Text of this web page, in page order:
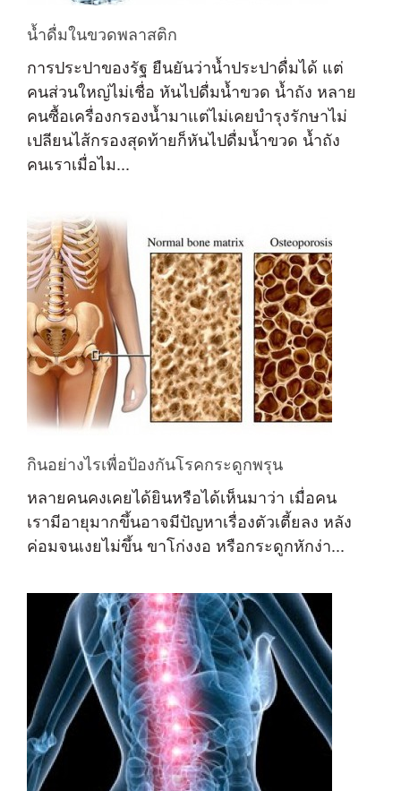
น้ำดื่มในขวดพลาสติก
การประปาของรัฐ ยืนยันว่าน้ำประปาดื่มได้ แต่
คนส่วนใหญ่ไม่เชื่อ หันไปดื่มน้ำขวด น้ำถัง หลาย
คนซื้อเครื่องกรองน้ำมาแต่ไม่เคยบำรุงรักษาไม่
เปลียนไส้กรองสุดท้ายก็หันไปดื่มน้ำขวด น้ำถัง
คนเราเมื่อไม...
กินอย่างไรเพื่อป้องกันโรคกระดูกพรุน
หลายคนคงเคยได้ยินหรือได้เห็นมาว่า เมื่อคน
เรามีอายุมากขึ้นอาจมีปัญหาเรื่องตัวเตี้ยลง หลัง
ค่อมจนเงยไม่ขึ้น ขาโก่งงอ หรือกระดูกหักง่า...